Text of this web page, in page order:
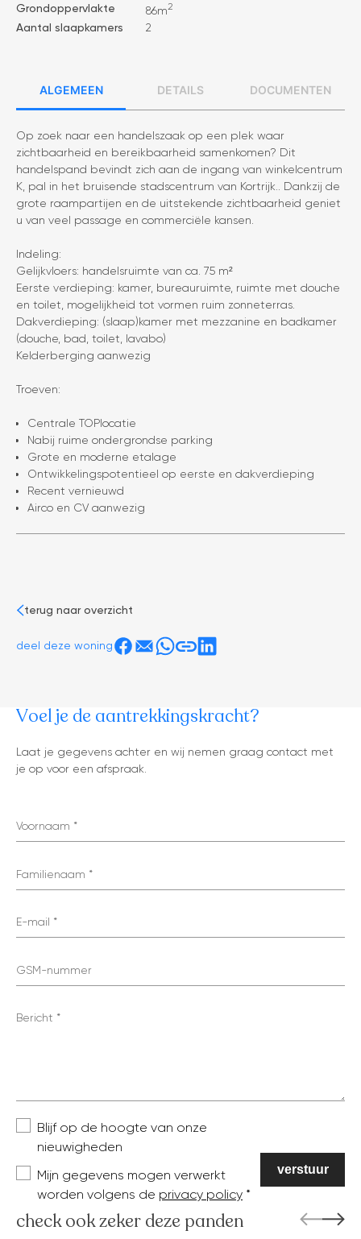
Grondoppervlakte 86m2
Aantal slaapkamers 2
Algemeen
Op zoek naar een handelszaak op een plek waar
zichtbaarheid en bereikbaarheid samenkomen? Dit
handelspand bevindt zich aan de ingang van winkelcentrum
K, pal in het bruisende stadscentrum van Kortrijk.. Dankzij de
grote raampartijen en de uitstekende zichtbaarheid geniet
u van veel passage en commerciële kansen.
Indeling:
Gelijkvloers: handelsruimte van ca. 75 m²
Eerste verdieping: kamer, bureauruimte, ruimte met douche
en toilet, mogelijkheid tot vormen ruim zonneterras.
Dakverdieping: (slaap)kamer met mezzanine en badkamer
(douche, bad, toilet, lavabo)
Kelderberging aanwezig
Troeven:
Centrale TOPlocatie
Nabij ruime ondergrondse parking
Grote en moderne etalage
Ontwikkelingspotentieel op eerste en dakverdieping
Recent vernieuwd
Airco en CV aanwezig
Details Documenten
terug naar overzicht
deel deze woning
tonen op kaart
Voel je de aantrekkingskracht?
Laat je gegevens achter en wij nemen graag contact met
je op voor een afspraak.
Voornaam
Familienaam
E-mail
GSM-nummer
Bericht
Blijf op de hoogte van onze
nieuwigheden
Mijn gegevens mogen verwerkt
worden volgens de privacy policy
check ook zeker deze panden